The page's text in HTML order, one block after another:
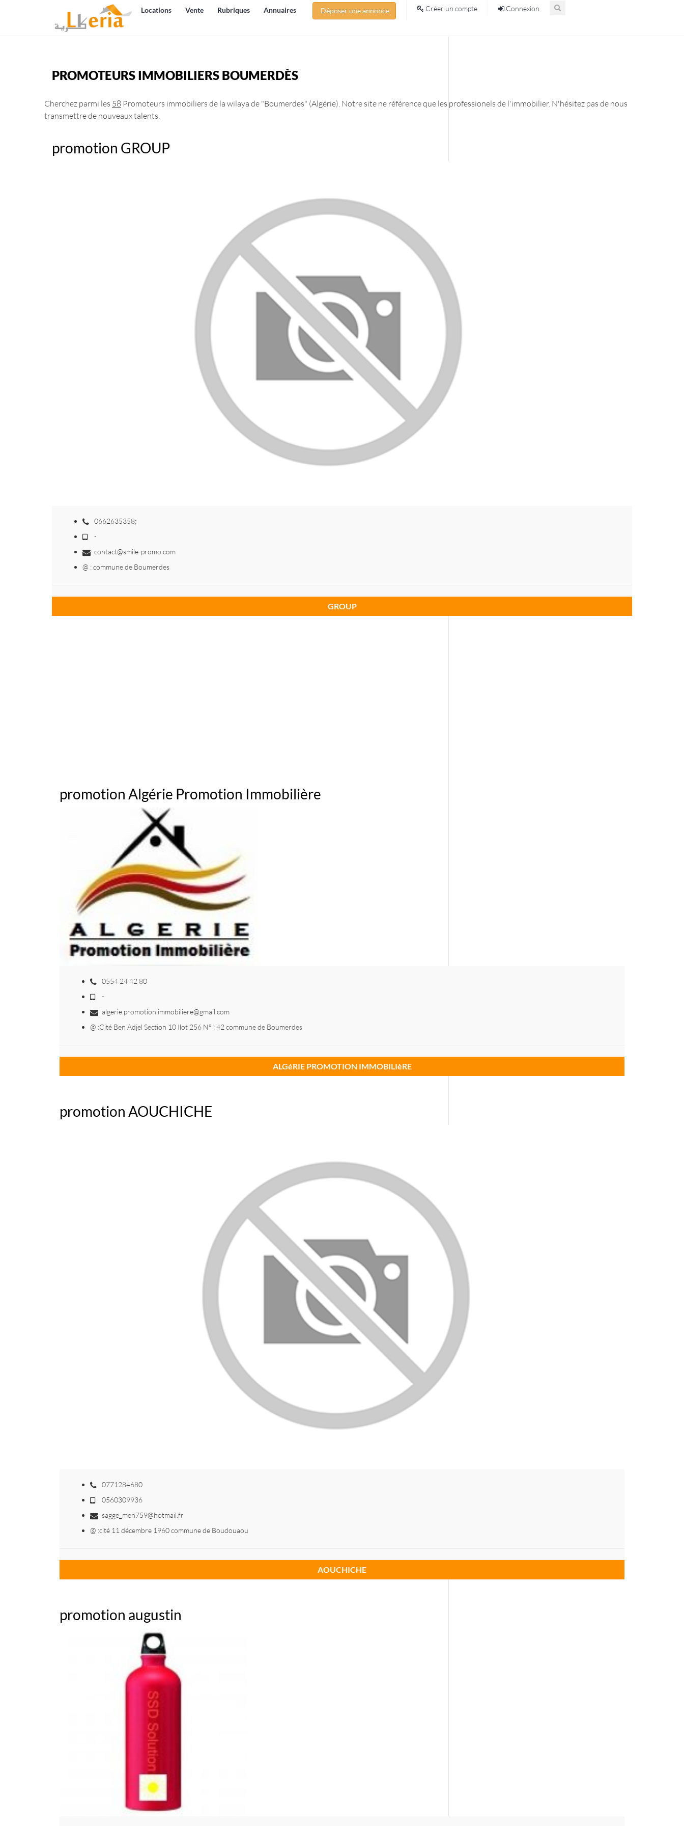
Locations Vente Rubriques Annuaires Déposer une annonce Créer un compte Connexion
PROMOTEURS IMMOBILIERS BOUMERDÈS
Cherchez parmi les 58 Promoteurs immobiliers de la wilaya de "Boumerdes" (Algérie). Notre site ne référence que les professionels de l'immobilier. N'hésitez pas de nous
transmettre de nouveaux talents.
promotion GROUP
0662635358;
-
contact@smile-promo.com
@ : commune de Boumerdes
GROUP
promotion Algérie Promotion Immobilière
0554 24 42 80
-
algerie.promotion.immobiliere@gmail.com
@ :Cité Ben Adjel Section 10 Ilot 256 N° : 42 commune de Boumerdes
ALGéRIE PROMOTION IMMOBILIèRE
promotion AOUCHICHE
0771284680
0560309936
sagge_men759@hotmail.fr
@ :cité 11 décembre 1960 commune de Boudouaou
AOUCHICHE
promotion augustin